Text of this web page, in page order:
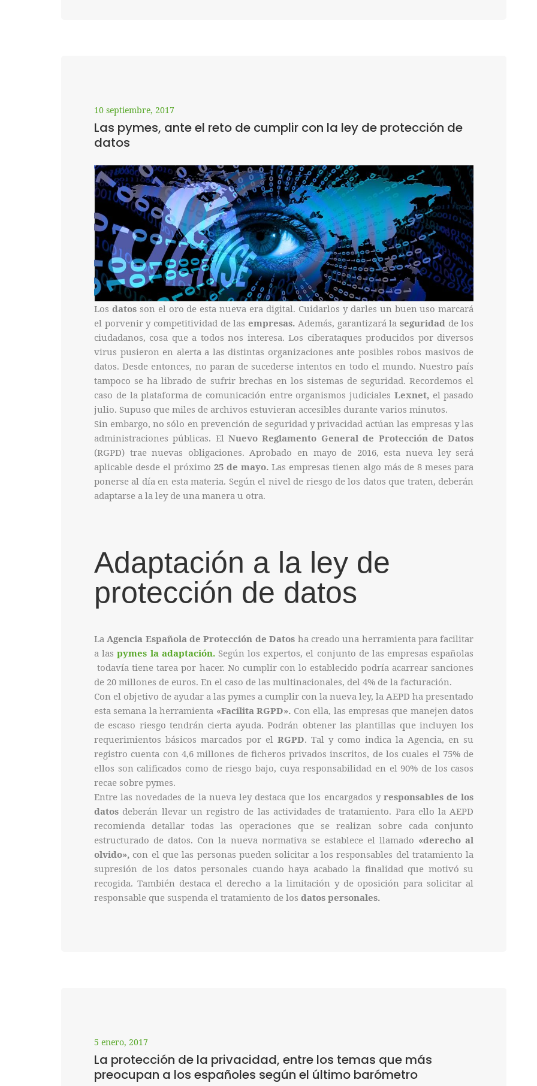
10 septiembre, 2017
Las pymes, ante el reto de cumplir con la ley de protección de
datos
Los datosson el oro de esta nueva era digital. Cuidarlos y darles un buen uso marcará
el porvenir y competitividad de lasempresas. Además, garantizará la seguridad de los
ciudadanos, cosa que a todos nos interesa. Los ciberataques producidos por diversos
virus pusieron en alerta a las distintas organizaciones ante posibles robos masivos de
datos. Desde entonces, no paran de sucederse intentos en todo el mundo. Nuestro país
tampoco se ha librado de sufrir brechas en los sistemas de seguridad. Recordemos el
caso de la plataforma de comunicación entre organismos judiciales Lexnet, el pasado
julio. Supuso que miles de archivos estuvieran accesibles durante varios minutos.
Sin embargo, no sólo en prevención de seguridad y privacidad actúan las empresas y las
administraciones públicas. ElNuevo Reglamento General de Protección de Datos
(RGPD) trae nuevas obligaciones. Aprobado en mayo de 2016, esta nueva ley será
aplicable desde el próximo 25 de mayo.Las empresas tienen algo más de 8 meses para
ponerse al día en esta materia. Según el nivel de riesgo de los datos que traten, deberán
adaptarse a la ley de una manera u otra.
Adaptación a la ley de
protección de datos
La Agencia Española de Protección de Datos ha creado una herramienta para facilitar
a las pymes la adaptación. Según los expertos, el conjunto de las empresas españolas
todavía tiene tarea por hacer. No cumplir con lo establecido podría acarrear sanciones
de 20 millones de euros. En el caso de las multinacionales, del 4% de la facturación.
Con el objetivo de ayudar a las pymes a cumplir con la nueva ley, la AEPD ha presentado
esta semana la herramienta «Facilita RGPD». Con ella, las empresas que manejen datos
de escaso riesgo tendrán cierta ayuda. Podrán obtener las plantillas que incluyen los
requerimientos básicos marcados por el RGPD. Tal y como indica la Agencia, en su
registro cuenta con 4,6 millones de ficheros privados inscritos, de los cuales el 75% de
ellos son calificados como de riesgo bajo, cuya responsabilidad en el 90% de los casos
recae sobre pymes.
Entre las novedades de la nueva ley destaca que los encargados y responsables de los
datos deberán llevar un registro de las actividades de tratamiento. Para ello la AEPD
recomienda detallar todas las operaciones que se realizan sobre cada conjunto
estructurado de datos. Con la nueva normativa se establece el llamado «derecho al
olvido», con el que las personas pueden solicitar a los responsables del tratamiento la
supresión de los datos personales cuando haya acabado la finalidad que motivó su
recogida. También destaca el derecho a la limitación y de oposición para solicitar al
responsable que suspenda el tratamiento de los datos personales.
5 enero, 2017
La protección de la privacidad, entre los temas que más
preocupan a los españoles según el último barómetro